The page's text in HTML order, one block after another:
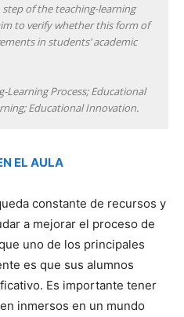
of the teaching-learning
to verify whether this form of
in students’ academic
Learning Process; Educational
Educational Innovation.
EL AULA
constante de recursos y
a mejorar el proceso de
uno de los principales
es que sus alumnos
Es importante tener
inmersos en un mundo